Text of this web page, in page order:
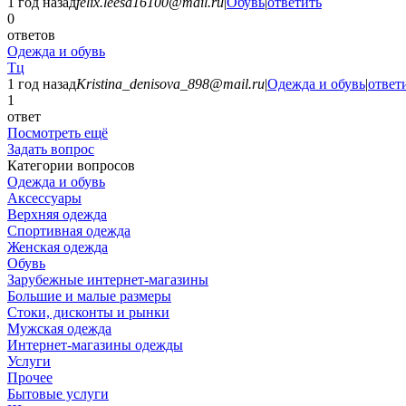
0
ответов
Одежда и обувь
Тц
1 год назадKristina_denisova_898@mail.ru|Одежда и обувь|
1
ответ
Посмотреть ещё
Задать вопрос
Категории вопросов
Одежда и обувь
Аксессуары
Верхняя одежда
Спортивная одежда
Женская одежда
Обувь
Зарубежные интернет-магазины
Большие и малые размеры
Стоки, дисконты и рынки
Мужская одежда
Интернет-магазины одежды
Услуги
Прочее
Бытовые услуги